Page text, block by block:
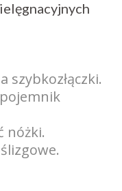
szybkozłączki.
nóżki.